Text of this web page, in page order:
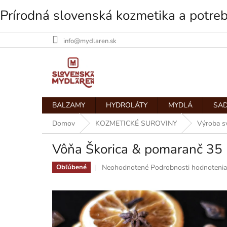
Prírodná slovenská kozmetika a
Prejsť
info@mydlaren.sk
BALZAMY HYDROLÁTY MYDLÁ
Domov
KOZMETICKÉ SUROVINY Výroba
Vôňa Škorica & pomaranč
Obľúbené
Priemerné
je
0,0
z
5
Neohodnotené Podrobnosti hodnotenia